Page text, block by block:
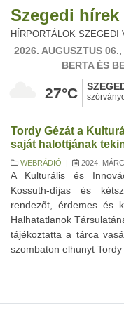
Szegedi hírek
HÍRPORTÁLOK SZEGEDI
2026. AUGUSZTUS
BERTA ÉS
27°C
Tordy Gézát a
saját halottjának
WEBRÁDIÓ | 2024.
A Kulturális és
Kossuth-díjas és
rendezőt, érdemes és
Halhatatlanok
tájékoztatta a tárca
szombaton elhunyt